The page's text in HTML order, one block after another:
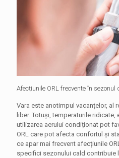
Afecțiunile ORL frecvente în sezonul
Vara este anotimpul vacanțelor, al
liber. Totuși, temperaturile ridicate,
utilizarea aerului condiționat pot
ORL care pot afecta confortul și
ce apar mai frecvent afecțiunile
specifici sezonului cald contribuie